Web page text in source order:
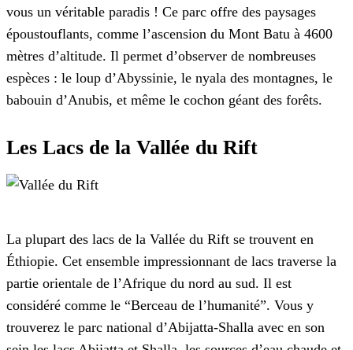
vous un véritable paradis ! Ce parc offre des paysages
époustouflants, comme l’ascension du Mont Batu à 4600
mètres d’altitude. Il permet d’observer de nombreuses
espèces : le loup d’Abyssinie, le nyala des montagnes, le
babouin d’Anubis, et même le cochon géant des forêts.
Les Lacs de la Vallée du Rift
La plupart des lacs de la Vallée du Rift se trouvent en
Éthiopie. Cet ensemble impressionnant de lacs traverse la
partie orientale de l’Afrique du nord au sud. Il est
considéré comme le “Berceau de l’humanité”. Vous y
trouverez le parc national d’Abijatta-Shalla avec en son